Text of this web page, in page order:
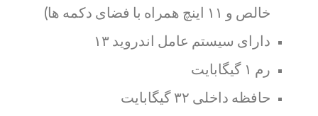
خالص و ۱۱ اینچ همراه با فضای دکمه ها)
دارای سیستم عامل اندروید ۱۳
رم ۱ گیگابایت
حافظه داخلی ۳۲ گیگابایت